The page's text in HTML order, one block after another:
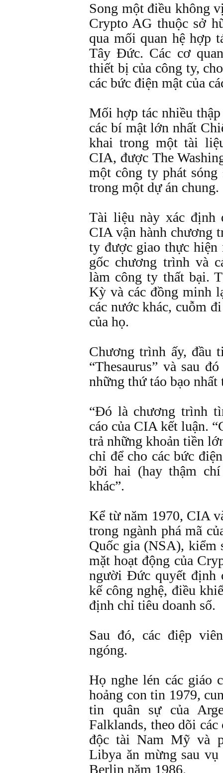
Song một điều không
Crypto AG thuộc sở
qua mối quan hệ hợp
Tây Đức. Các cơ
thiết bị của công ty,
các bức điện mật của
Mối hợp tác nhiều
các bí mật lớn nhất
khai trong một tài
CIA, được The
một công ty phát
trong một dự án chung.
Tài liệu này xác định
CIA vận hành chương
ty được giao thực
gốc chương trình và
làm công ty thất bại.
Kỳ và các đồng minh
các nước khác, cuỗm
của họ.
Chương trình ấy, đầu
“Thesaurus” và sau
những thứ táo bạo
“Đó là chương trình
cáo của CIA kết luận.
trả những khoản tiền
chỉ để cho các bức
bởi hai (hay thậm
khác”.
Kể từ năm 1970, CIA
trong ngành phá mã
Quốc gia (NSA), kiểm
mặt hoạt động của
người Đức quyết định
kế công nghệ, điều
định chỉ tiêu doanh số.
Sau đó, các điệp
ngóng.
Họ nghe lén các giáo
hoảng con tin 1979,
tin quân sự của
Falklands, theo dõi các
độc tài Nam Mỹ và
Libya ăn mừng sau
Berlin năm 1986.